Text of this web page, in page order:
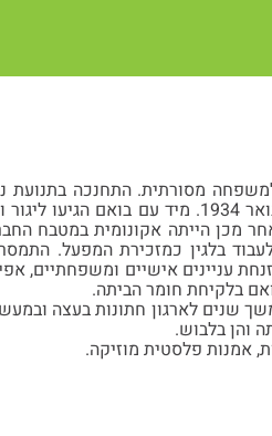
שבגרמניה למשפחה מסורתית.
חקלאית בצרפת ועלתה לארץ יחד עם יצחק,
מכן הייתה אקונומית במטבח
בלגין כמזכירת המפעל.
עניינים אישיים ומשפחתיים,
בלקיחת חומר הביתה.
שנים לארגון חתונות בעצה
והן בלבוש.
אמנות פלסטית מוזיקה.